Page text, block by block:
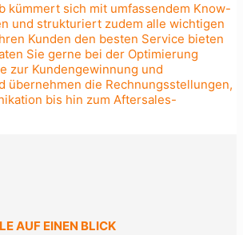
kümmert sich mit umfassendem Know-
und strukturiert zudem alle wichtigen
Kunden den besten Service bieten
Sie gerne bei der Optimierung
zur Kundengewinnung und
übernehmen die Rechnungsstellungen,
bis hin zum Aftersales-
AUF EINEN BLICK